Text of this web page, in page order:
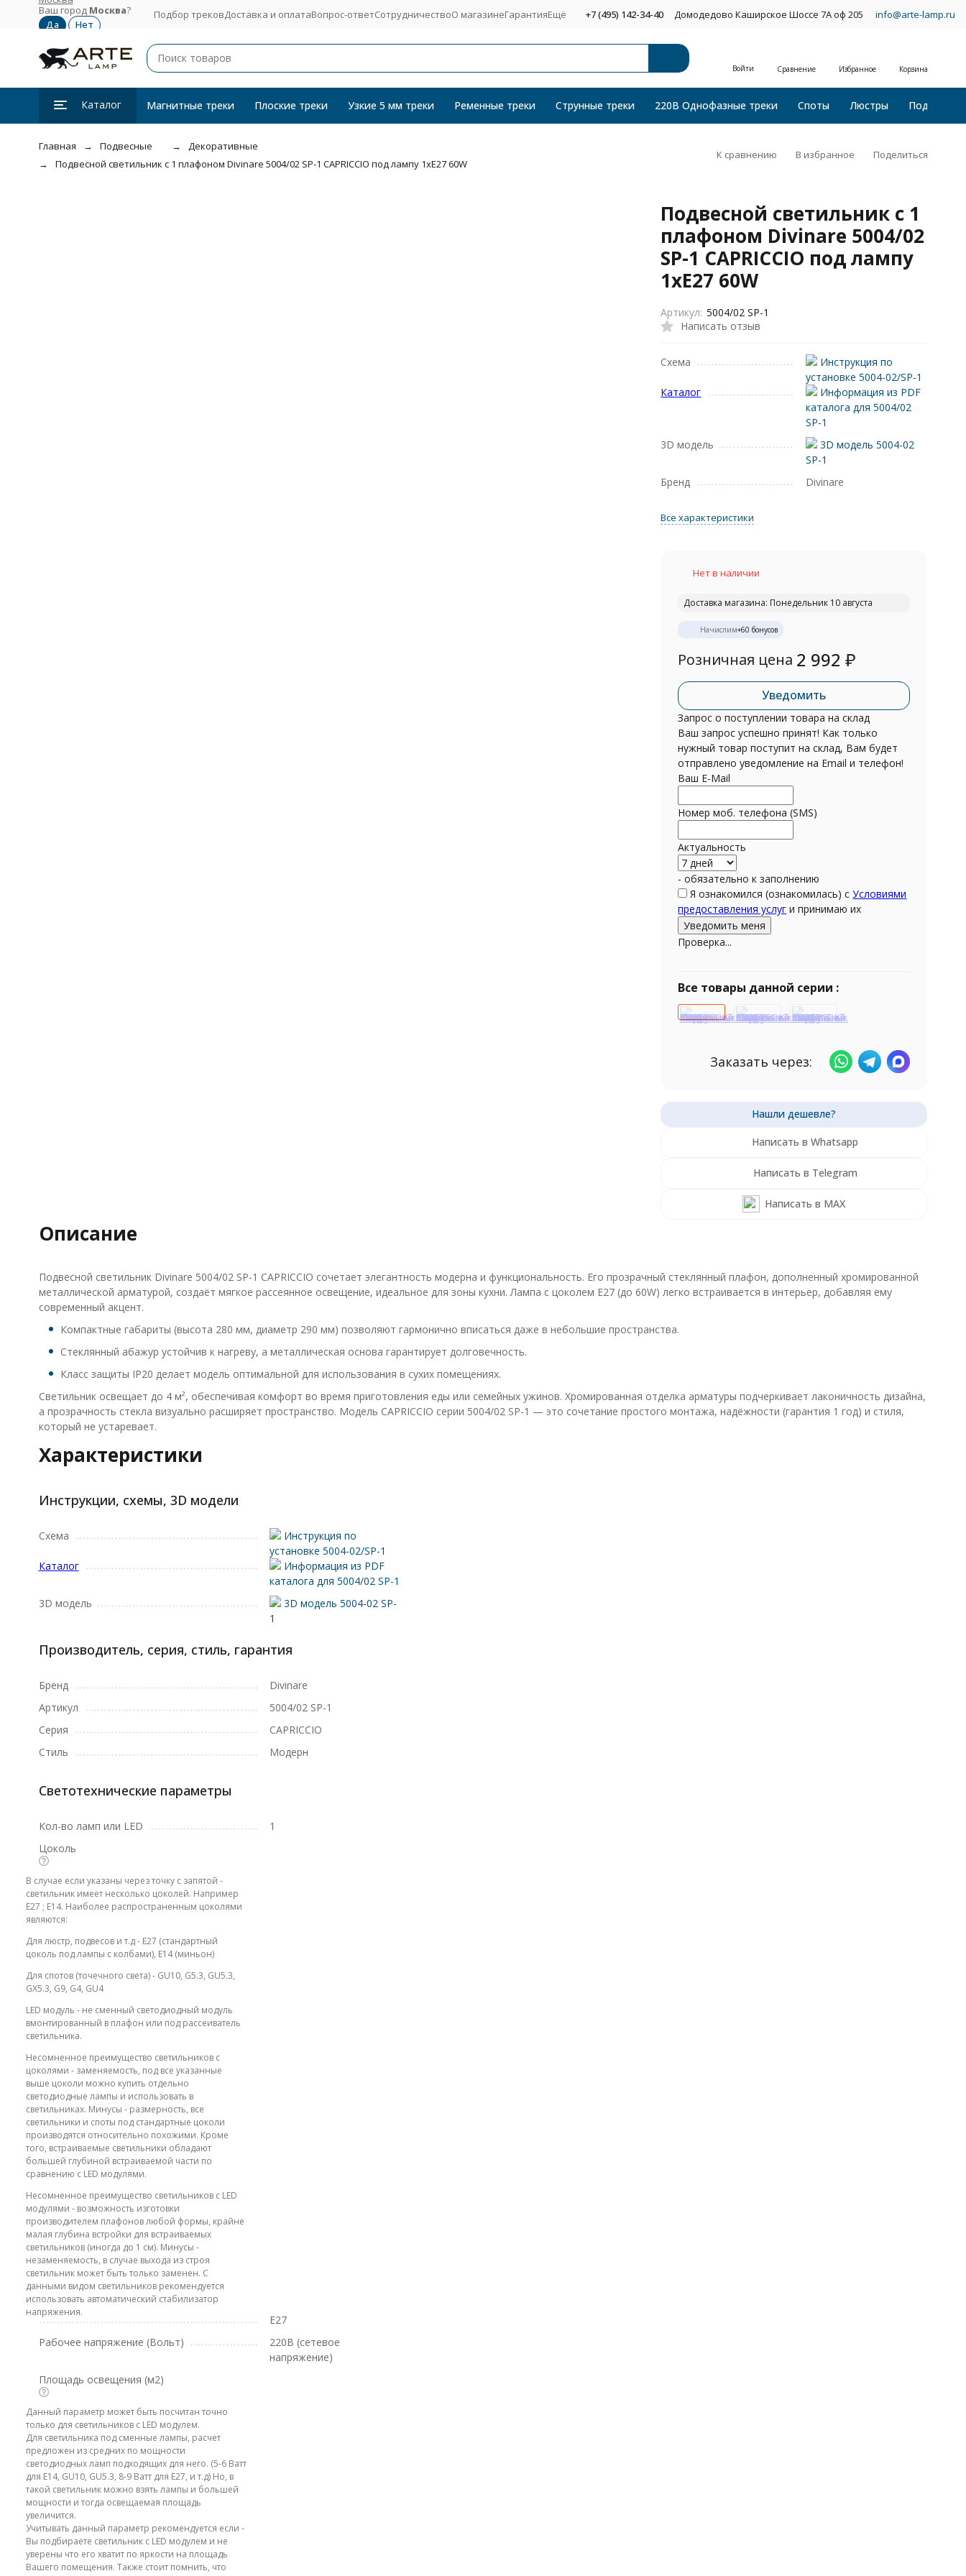
Ваш город Москва? Подбор трековДоставка и оплатаВопрос-ответСотрудничествоО магазинеГарантияЕщё +7 (495) 142-34-40 Домодедово Каширское Шоссе 7А оф 205 info@arte-lamp.ru
Войти Сравнение Избранное Корзина
Каталог Магнитные треки Плоские треки Узкие 5 мм треки Ременные треки Струнные треки 220В Однофазные треки Споты Люстры Подвесные
Главная Подвесные
Декоративные
Подвесной светильник с 1 плафоном Divinare 5004/02 SP-1 CAPRICCIO под лампу 1xE27 60W
К сравнению В избранное Поделиться
Подвесной светильник с 1
плафоном Divinare 5004/02
SP-1 CAPRICCIO под лампу
1xE27 60W
Написать отзыв
Артикул: 5004/02 SP-1
Схема
Инструкция по
установке 5004-02/SP-1
Каталог
Информация из PDF
каталога для 5004/02
SP-1
3D модель
3D модель 5004-02
SP-1
Бренд
Divinare
Все характеристики
Нет в наличии
Доставка магазина: Понедельник 10 августа
Начислим+60 бонусов
Розничная цена 2 992₽
Уведомить
Запрос о поступлении товара на склад
Ваш запрос успешно принят! Как только
нужный товар поступит на склад, Вам будет
отправлено уведомление на Email и телефон!
Ваш E-Mail
Номер моб. телефона (SMS)
Актуальность
- обязательно к заполнению
Я ознакомился (ознакомилась) сУсловиями
предоставления услуг и принимаю их
Проверка...
Все товары данной серии :
Заказать через:
Написать в Whatsapp
Написать в Telegram
Написать в MAX
Описание
Подвесной светильник Divinare 5004/02 SP-1 CAPRICCIO сочетает элегантность модерна и функциональность. Его прозрачный стеклянный плафон, дополненный хромированной
металлической арматурой, создаёт мягкое рассеянное освещение, идеальное для зоны кухни. Лампа с цоколем E27 (до 60W) легко встраивается в интерьер, добавляя ему
современный акцент.
Компактные габариты (высота 280 мм, диаметр 290 мм) позволяют гармонично вписаться даже в небольшие пространства.
Стеклянный абажур устойчив к нагреву, а металлическая основа гарантирует долговечность.
Класс защиты IP20 делает модель оптимальной для использования в сухих помещениях.
Светильник освещает до 4 м², обеспечивая комфорт во время приготовления еды или семейных ужинов. Хромированная отделка арматуры подчеркивает лаконичность дизайна,
а прозрачность стекла визуально расширяет пространство. Модель CAPRICCIO серии 5004/02 SP-1 — это сочетание простого монтажа, надёжности (гарантия 1 год) и стиля,
который не устаревает.
Характеристики
Инструкции, схемы, 3D модели
Схема
Инструкция по
установке 5004-02/SP-1
Каталог
Информация из PDF
каталога для 5004/02 SP-1
3D модель
3D модель 5004-02 SP-
1
Производитель, серия, стиль, гарантия
Бренд
Divinare
Артикул
5004/02 SP-1
Серия
CAPRICCIO
Стиль
Модерн
Светотехнические параметры
Кол-во ламп или LED
1
Цоколь
В случае если указаны через точку с запятой -
светильник имеет несколько цоколей. Например
E27 ; E14. Наиболее распространенным цоколями
являются:
Для люстр, подвесов и т.д - E27 (стандартный
цоколь под лампы с колбами), E14 (миньон)
Для спотов (точечного света) - GU10, G5.3, GU5.3,
GX5.3, G9, G4, GU4
LED модуль - не сменный светодиодный модуль
вмонтированный в плафон или под рассеиватель
светильника.
Несомненное преимущество светильников с
цоколями - заменяемость, под все указанные
выше цоколи можно купить отдельно
светодиодные лампы и использовать в
светильниках. Минусы - размерность, все
светильники и споты под стандартные цоколи
производятся относительно похожими. Кроме
того, встраиваемые светильники обладают
большей глубиной встраиваемой части по
сравнению с LED модулями.
Несомненное преимущество светильников с LED
модулями - возможность изготовки
производителем плафонов любой формы, крайне
малая глубина встройки для встраиваемых
светильников (иногда до 1 см). Минусы -
незаменяемость, в случае выхода из строя
светильник может быть только заменен. С
данными видом светильников рекомендуется
использовать автоматический стабилизатор
напряжения.
E27
Рабочее напряжение (Вольт)
220В (сетевое
напряжение)
Площадь освещения (м2)
Данный параметр может быть посчитан точно
только для светильников с LED модулем.
Для светильника под сменные лампы, расчет
предложен из средних по мощности
светодиодных ламп подходящих для него. (5-6 Ватт
для E14, GU10, GU5.3, 8-9 Ватт для E27, и т.д) Но, в
такой светильник можно взять лампы и большей
мощности и тогда освещаемая площадь
увеличится.
Учитывать данный параметр рекомендуется если -
Вы подбираете светильник с LED модулем и не
уверены что его хватит по яркости на площадь
Вашего помещения. Также стоит помнить, что